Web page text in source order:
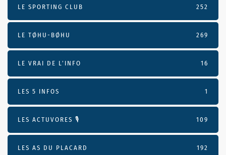
LE SPORTING CLUB 252
LE TØHU-BØHU 269
LE VRAI DE L’INFO 16
LES 5 INFOS 1
LES ACTUVORES 🎙 109
LES AS DU PLACARD 192